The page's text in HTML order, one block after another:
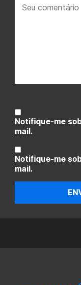
comentário:
Notifique-me
mail.
Notifique-me
mail.